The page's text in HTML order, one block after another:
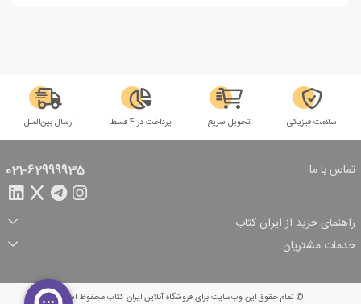
سلامت فیزیکی تحویل سریع پرداخت در 4 قسط ارسال بین‌الملل
تماس با ما 021-62999935
راهنمای خرید از ایران کتاب
ثبت سفارش
شرایط ارسال سفارش
شیوه پرداخت
تخفیف‌های خرید
خدمات مشتریان
© تمام حقوق این وب‌سایت برای فروشگاه آنلاین ایران کتاب محفوظ است.